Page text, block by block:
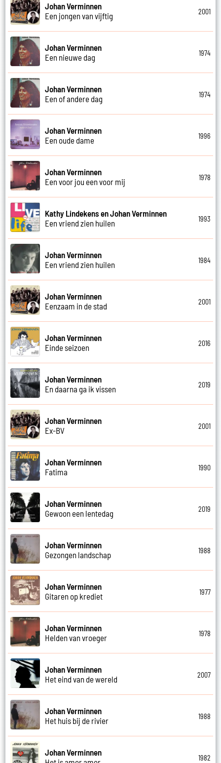
Johan Verminnen
Een jongen van vijftig
2001
Johan Verminnen
Een nieuwe dag
1974
Johan Verminnen
Een of andere dag
1974
Johan Verminnen
Een oude dame
1996
Johan Verminnen
Een voor jou een voor mij
1978
Kathy Lindekens en Johan Verminnen
Een vriend zien huilen
1993
Johan Verminnen
Een vriend zien huilen
1984
Johan Verminnen
Eenzaam in de stad
2001
Johan Verminnen
Einde seizoen
2016
Johan Verminnen
En daarna ga ik vissen
2019
Johan Verminnen
Ex-BV
2001
Johan Verminnen
Fatima
1990
Johan Verminnen
Gewoon een lentedag
2019
Johan Verminnen
Gezongen landschap
1988
Johan Verminnen
Gitaren op krediet
1977
Johan Verminnen
Helden van vroeger
1978
Johan Verminnen
Het eind van de wereld
2007
Johan Verminnen
Het huis bij de rivier
1988
Johan Verminnen
1982